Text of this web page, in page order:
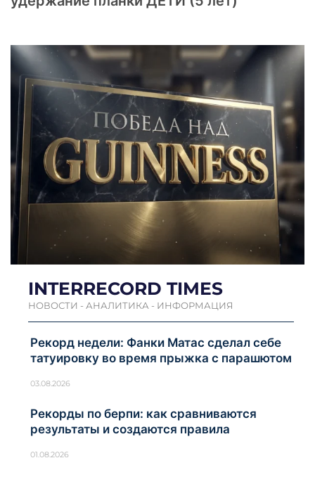
INTERRECORD TIMES
НОВОСТИ - АНАЛИТИКА - ИНФОРМАЦИЯ
Рекорд недели: Фанки Матас сделал себе
татуировку во время прыжка с парашютом
03.08.2026
Рекорды по берпи: как сравниваются
результаты и создаются правила
01.08.2026